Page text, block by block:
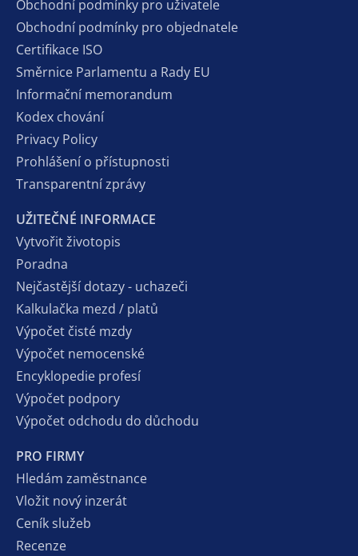
Obchodní podmínky pro uživatele
Obchodní podmínky pro objednatele
Certifikace ISO
Směrnice Parlamentu a Rady EU
Informační memorandum
Kodex chování
Privacy Policy
Prohlášení o přístupnosti
Transparentní zprávy
UŽITEČNÉ INFORMACE
Vytvořit životopis
Poradna
Nejčastější dotazy - uchazeči
Kalkulačka mezd / platů
Výpočet čisté mzdy
Výpočet nemocenské
Encyklopedie profesí
Výpočet podpory
Výpočet odchodu do důchodu
PRO FIRMY
Hledám zaměstnance
Vložit nový inzerát
Ceník služeb
Recenze